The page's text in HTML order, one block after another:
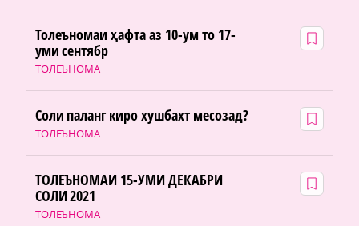
ТОЛЕЪНОМА
Толеъномаи ҳафта аз 10-ум то 17-
уми сентябр
ТОЛЕЪНОМА
Соли паланг киро хушбахт месозад?
ТОЛЕЪНОМА
ТОЛЕЪНОМАИ 15-УМИ ДЕКАБРИ
СОЛИ 2021